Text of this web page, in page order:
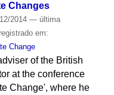
Changes
2014 — última
em:
Change
of the British
at the conference
Change', where he